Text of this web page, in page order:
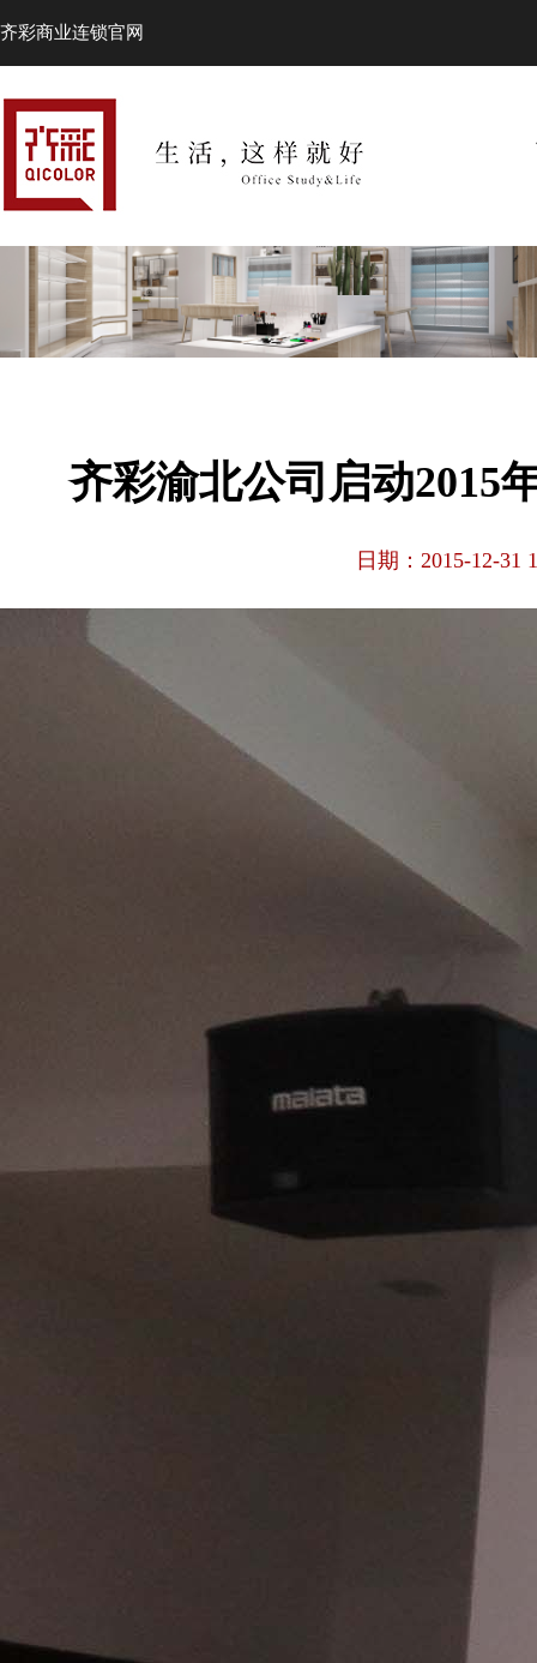
齐彩商业连锁官网
齐彩渝北公司启动2015
日期：2015-12-31